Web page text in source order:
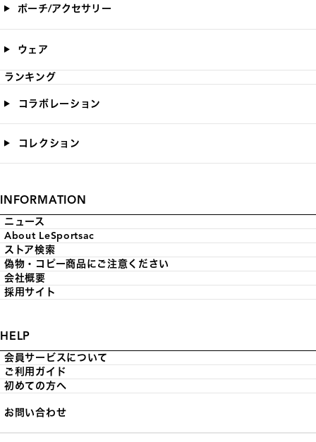
ポーチ/アクセサリー
ウェア
ランキング
コラボレーション
コレクション
INFORMATION
ニュース
About LeSportsac
ストア検索
偽物・コピー商品にご注意ください
会社概要
採用サイト
HELP
会員サービスについて
ご利用ガイド
初めての方へ
お問い合わせ